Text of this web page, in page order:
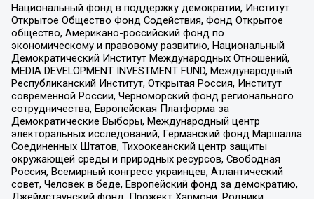
Национальный фонд в поддержку демократии, Институт
Открытое Общество Фонд Содействия, Фонд Открытое
общество, Американо-российский фонд по
экономическому и правовому развитию, Национальный
Демократический Институт Международных Отношений,
MEDIA DEVELOPMENT INVESTMENT FUND, Международный
Республиканский Институт, Открытая Россия, Институт
современной России, Черноморский фонд регионального
сотрудничества, Европейская Платформа за
Демократические Выборы, Международный центр
электоральных исследований, Германский фонд Маршалла
Соединенных Штатов, Тихоокеанский центр защиты
окружающей среды и природных ресурсов, Свободная
Россия, Всемирный конгресс украинцев, Атлантический
совет, Человек в беде, Европейский фонд за демократию,